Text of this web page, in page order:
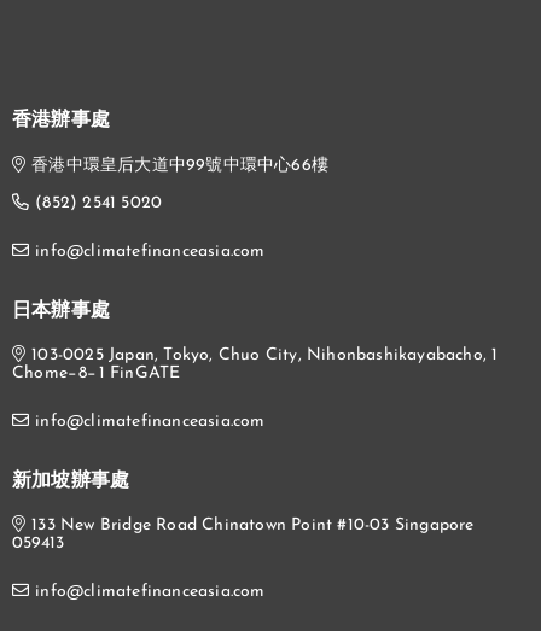
香港辦事處
香港中環皇后大道中99號中環中心66樓
(852) 2541 5020
info@climatefinanceasia.com
日本辦事處
103-0025 Japan, Tokyo, Chuo City, Nihonbashikayabacho, 1
Chome−8−1 FinGATE
info@climatefinanceasia.com
新加坡辦事處
133 New Bridge Road Chinatown Point #10-03 Singapore
059413
info@climatefinanceasia.com